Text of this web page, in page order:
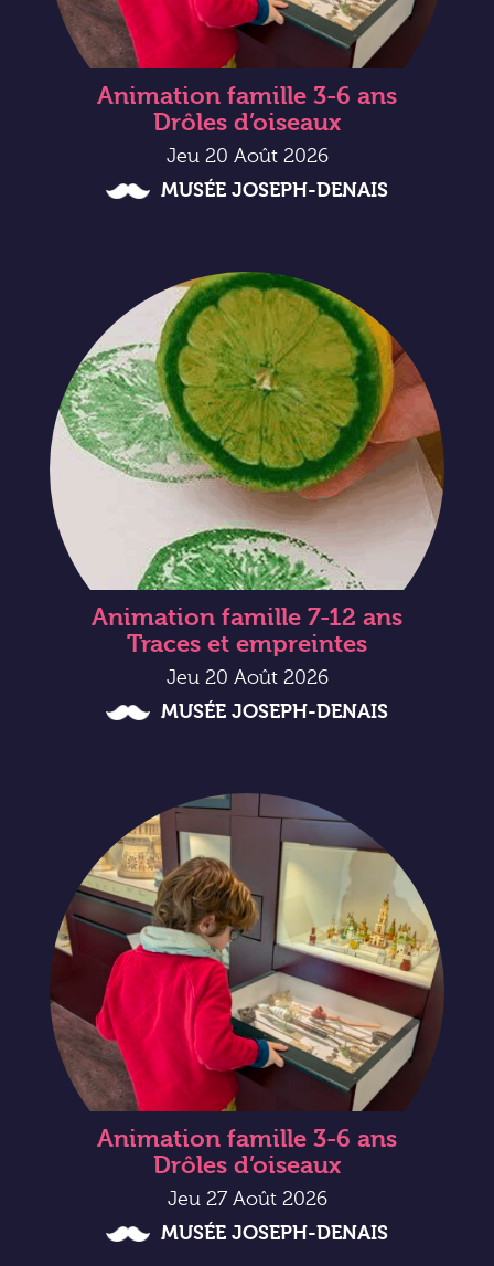
Animation famille 3-6 ans
Drôles d’oiseaux
Jeu 20 Août 2026
MUSÉE JOSEPH-DENAIS
Animation famille 7-12 ans
Traces et empreintes
Jeu 20 Août 2026
MUSÉE JOSEPH-DENAIS
Animation famille 3-6 ans
Drôles d’oiseaux
Jeu 27 Août 2026
MUSÉE JOSEPH-DENAIS